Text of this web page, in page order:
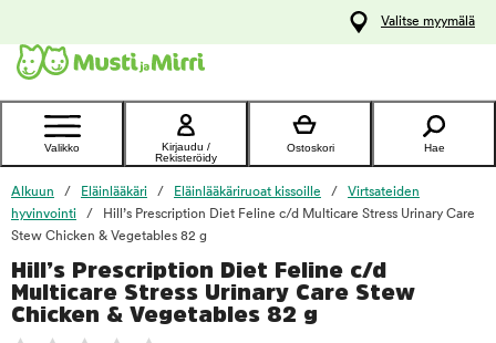
Ota yhteyttä
asiakaspalveluun
Valitse myymälä
Valikko
Kirjaudu /
Rekisteröidy
Ostoskori Hae
Alkuun Eläinlääkäri Eläinlääkäriruoat kissoille
Virtsateiden
hyvinvointi
Hill’s Prescription Diet Feline c/d Multicare Stress Urinary Care
Stew Chicken & Vegetables 82 g
Hill’s Prescription Diet Feline c/d
Multicare Stress Urinary Care Stew
Chicken & Vegetables 82 g
foo